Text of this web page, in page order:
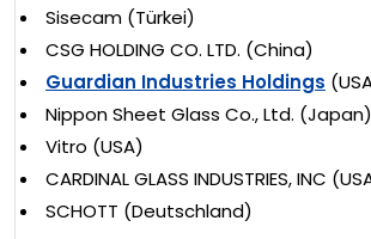
Sisecam (Türkei)
CSG HOLDING CO. LTD. (China)
Guardian Industries Holdings
Nippon Sheet Glass Co., Ltd. (Japan)
Vitro (USA)
CARDINAL GLASS INDUSTRIES, INC
SCHOTT (Deutschland)